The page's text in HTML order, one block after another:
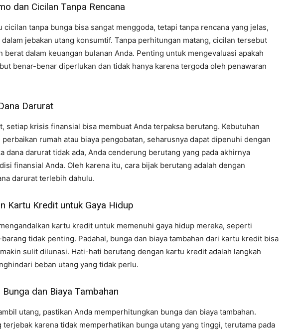
dan Cicilan Tanpa Rencana
cicilan tanpa bunga bisa sangat menggoda, tetapi tanpa rencana yang jelas,
jebakan utang konsumtif. Tanpa perhitungan matang, cicilan tersebut
berat dalam keuangan bulanan Anda. Penting untuk mengevaluasi apakah
benar-benar diperlukan dan tidak hanya karena tergoda oleh penawaran
Darurat
setiap krisis finansial bisa membuat Anda terpaksa berutang. Kebutuhan
rumah atau biaya pengobatan, seharusnya dapat dipenuhi dengan
dana darurat tidak ada, Anda cenderung berutang yang pada akhirnya
finansial Anda. Oleh karena itu, cara bijak berutang adalah dengan
darurat terlebih dahulu.
Kartu Kredit untuk Gaya Hidup
kartu kredit untuk memenuhi gaya hidup mereka, seperti
tidak penting. Padahal, bunga dan biaya tambahan dari kartu kredit bisa
sulit dilunasi. Hati-hati berutang dengan kartu kredit adalah langkah
beban utang yang tidak perlu.
dan Biaya Tambahan
utang, pastikan Anda memperhitungkan bunga dan biaya tambahan.
terjebak karena tidak memperhatikan bunga utang yang tinggi, terutama pada